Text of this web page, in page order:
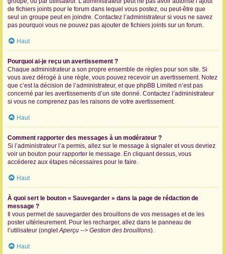
de fichiers joints pour le forum dans lequel vous postez, ou peut-être que
seul un groupe peut en joindre. Contactez l’administrateur si vous ne savez
pas pourquoi vous ne pouvez pas ajouter de fichiers joints sur un forum.
Haut
Pourquoi ai-je reçu un avertissement ?
Chaque administrateur a son propre ensemble de règles pour son site. Si
vous avez dérogé à une règle, vous pouvez recevoir un avertissement. Notez
que c’est la décision de l’administrateur, et que phpBB Limited n’est pas
concerné par les avertissements d’un site donné. Contactez l’administrateur
si vous ne comprenez pas les raisons de votre avertissement.
Haut
Comment rapporter des messages à un modérateur ?
Si l’administrateur l’a permis, allez sur le message à signaler et vous devriez
voir un bouton pour rapporter le message. En cliquant dessus, vous
accéderez aux étapes nécessaires pour le faire.
Haut
À quoi sert le bouton « Sauvegarder » dans la page de rédaction de
message ?
Il vous permet de sauvegarder des brouillons de vos messages et de les
poster ultérieurement. Pour les recharger, allez dans le panneau de
l’utilisateur (ongletAperçu --> Gestion des brouillons).
Haut